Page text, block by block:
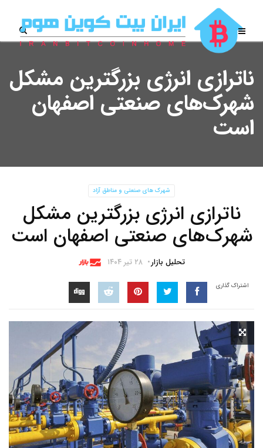
ناترازی انرژی بزرگترین مشکل
شهرک‌های صنعتی اصفهان
است
شهرک های صنعتی و مناطق آزاد
ناترازی انرژی بزرگترین مشکل
شهرک‌های صنعتی اصفهان است
تحلیل بازار ۲۸ تیر ۱۴۰۴
اشتراک گذاری